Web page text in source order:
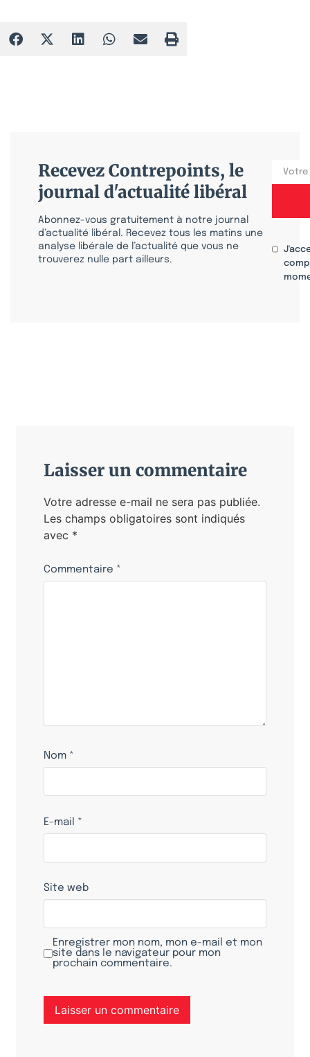
Recevez Contrepoints, le
journal d'actualité libéral
Abonnez-vous gratuitement à notre journal
d’actualité libéral. Recevez tous les matins une
analyse libérale de l’actualité que vous ne
trouverez nulle part ailleurs.
Laisser un commentaire
Votre adresse e-mail ne sera pas publiée.
Les champs obligatoires sont indiqués
avec *
Commentaire *
Nom *
E-mail *
Site web
Enregistrer mon nom, mon e-mail et mon
site dans le navigateur pour mon
prochain commentaire.